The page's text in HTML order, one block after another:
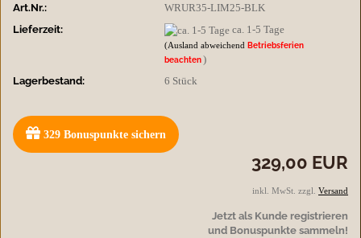
Art.Nr.:
WRUR35-LIM25-BLK
Lieferzeit:
ca. 1-5 Tage
(Ausland abweichendBetriebsferien
beachten )
Lagerbestand:
6 Stück
329 Bonuspunkte sichern
329,00 EUR
inkl. MwSt. zzgl. Versand
Jetzt als Kunde registrieren
und Bonuspunkte sammeln!